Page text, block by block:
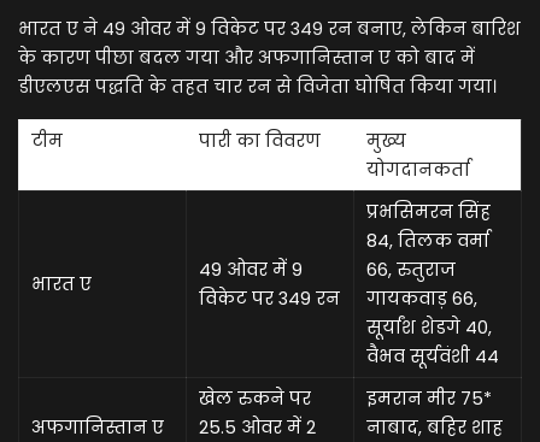
भारत ए ने 49 ओवर में 9 विकेट पर 349 रन बनाए, लेकिन बारिश
के कारण पीछा बदल गया और अफगानिस्तान ए को बाद में
डीएलएस पद्धति के तहत चार रन से विजेता घोषित किया गया।
टीम पारी का विवरण
मुख्य
योगदानकर्ता
भारत ए
49 ओवर में 9
विकेट पर 349 रन
प्रभसिमरन सिंह
84, तिलक वर्मा
66, रुतुराज
गायकवाड़ 66,
सूर्यांश शेडगे 40,
वैभव सूर्यवंशी 44
अफगानिस्तान ए
खेल रुकने पर
25.5 ओवर में 2
इमरान मीर 75*
नाबाद, बहिर शाह